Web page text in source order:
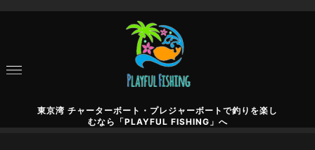
東京湾 チャーターボート・プレジャーボートで釣りを楽し
むなら「PLAYFUL FISHING」へ